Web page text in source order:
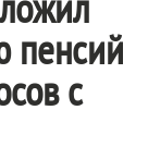
пенсий
с